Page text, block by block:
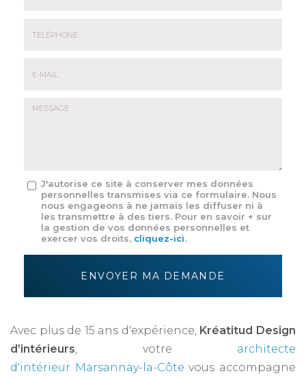
Message
J'autorise ce site à conserver mes données
personnelles transmises via ce formulaire. Nous
nous engageons à ne jamais les diffuser ni à
les transmettre à des tiers. Pour en savoir + sur
la gestion de vos données personnelles et
exercer vos droits, cliquez-ici.
Acceptation
ENVOYER MA DEMANDE
Avec plus de 15 ans d'expérience, Kréatitud Design
d’intérieurs, votre architecte
d'intérieur Marsannay-la-Côte vous accompagne